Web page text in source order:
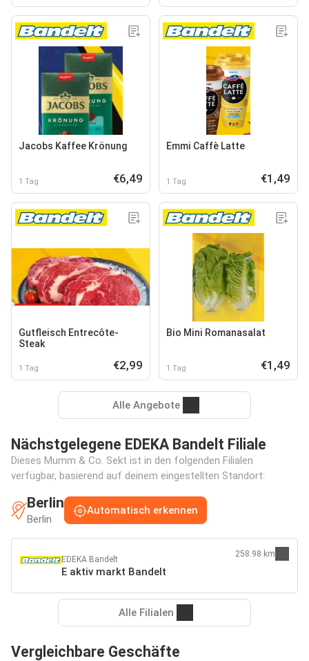
Jacobs Kaffee Krönung
1 Tag €6,49
Emmi Caffè Latte
1 Tag €1,49
Gutfleisch Entrecôte-
Steak
1 Tag €2,99
Bio Mini Romanasalat
1 Tag €1,49
Alle Angebote
Nächstgelegene EDEKA Bandelt Filiale
Dieses Mumm & Co. Sekt ist in den folgenden Filialen
verfügbar, basierend auf deinem eingestellten Standort:
Berlin
Berlin
Automatisch erkennen
EDEKA Bandelt
E aktiv markt Bandelt
258.98 km
Alle Filialen
Vergleichbare Geschäfte